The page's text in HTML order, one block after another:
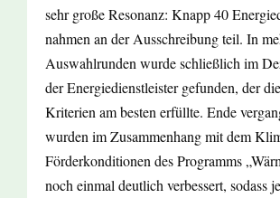
sehr große Resonanz: Knapp 40
nahmen an der Ausschreibung teil. In
Auswahlrunden wurde schließlich im
der Energiedienstleister gefunden, der
Kriterien am besten erfüllte. Ende
wurden im Zusammenhang mit dem
Förderkonditionen des Programms
noch einmal deutlich verbessert, sodass